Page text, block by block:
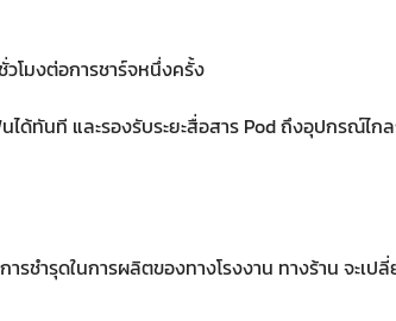
วโมงต่อการชาร์จหนึ่งครั้ง
ด้ทันที และรองรับระยะสื่อสาร Pod ถึงอุปกรณ์ไก
ชำรุดในการผลิตของทางโรงงาน ทางร้าน จะเ